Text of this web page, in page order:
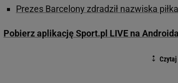
Prezes Barcelony zdradził nazwiska
Pobierz aplikację Sport.pl LIVE na Androida